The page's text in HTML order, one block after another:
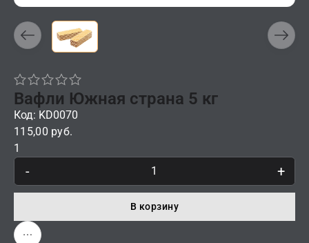
Вафли Южная страна 5 кг
Код: KD0070
115,00 руб.
1
- +
В корзину